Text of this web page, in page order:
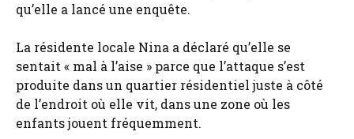
qu’elle a lancé une enquête.
La résidente locale Nina a déclaré qu’elle se
sentait « mal à l’aise » parce que l’attaque s’est
produite dans un quartier résidentiel juste à côté
de l’endroit où elle vit, dans une zone où les
enfants jouent fréquemment.